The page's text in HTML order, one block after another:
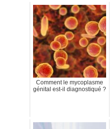
Comment le mycoplasme
génital est-il diagnostiqué ?